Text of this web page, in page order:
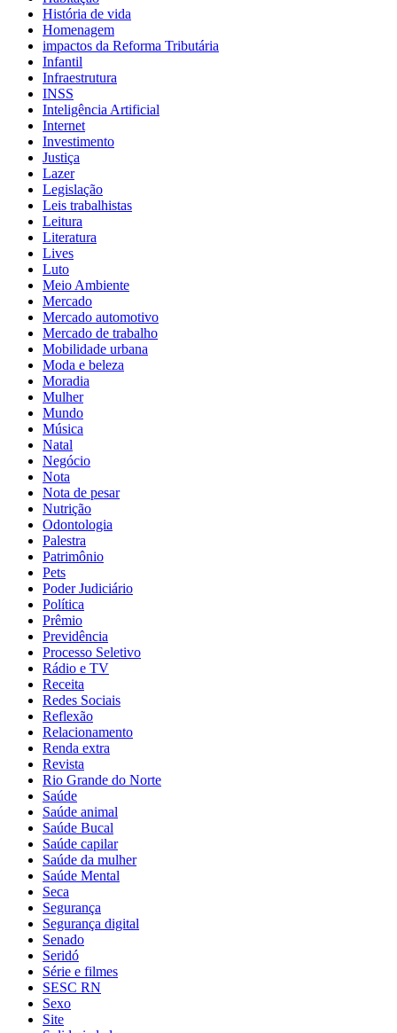
História de vida
Homenagem
impactos da Reforma Tributária
Infantil
Infraestrutura
INSS
Inteligência Artificial
Internet
Investimento
Justiça
Lazer
Legislação
Leis trabalhistas
Leitura
Literatura
Lives
Luto
Meio Ambiente
Mercado
Mercado automotivo
Mercado de trabalho
Mobilidade urbana
Moda e beleza
Moradia
Mulher
Mundo
Música
Natal
Negócio
Nota
Nota de pesar
Nutrição
Odontologia
Palestra
Patrimônio
Pets
Poder Judiciário
Política
Prêmio
Previdência
Processo Seletivo
Rádio e TV
Receita
Redes Sociais
Reflexão
Relacionamento
Renda extra
Revista
Rio Grande do Norte
Saúde
Saúde animal
Saúde Bucal
Saúde capilar
Saúde da mulher
Saúde Mental
Seca
Segurança
Segurança digital
Senado
Seridó
Série e filmes
SESC RN
Sexo
Site